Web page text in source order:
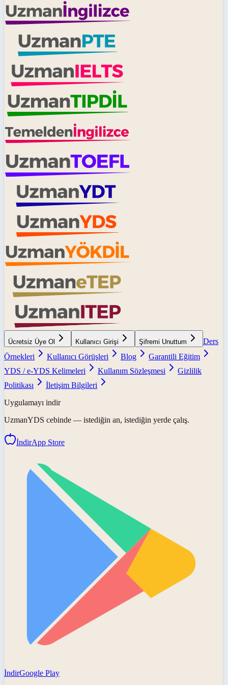
Ücretsiz Üye Ol Kullanıcı Girişi Şifremi Unuttum
Ders
Örnekleri
Kullanıcı Görüşleri Blog
Garantili Eğitim
YDS / e-YDS Kelimeleri
Kullanım Sözleşmesi
Gizlilik
Politikası
İletişim Bilgileri
Uygulamayı indir
UzmanYDS cebinde — istediğin an, istediğin yerde çalış.
İndirApp Store
İndirGoogle Play